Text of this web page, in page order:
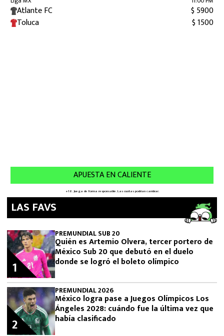
LAS FAVS
PREMUNDIAL SUB 20
Quién es Artemio Olvera, tercer portero de
México Sub 20 que debutó en el duelo
donde se logró el boleto olímpico
1
PREMUNDIAL 2026
México logra pase a Juegos Olímpicos Los
Ángeles 2028: cuándo fue la última vez que
había clasificado
2